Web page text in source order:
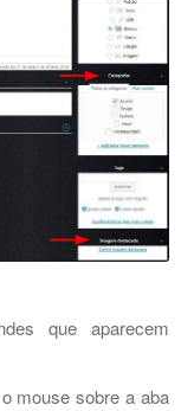
que aparecem
mouse sobre a aba